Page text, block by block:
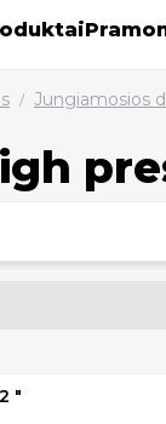
/ Jungiamosios
″